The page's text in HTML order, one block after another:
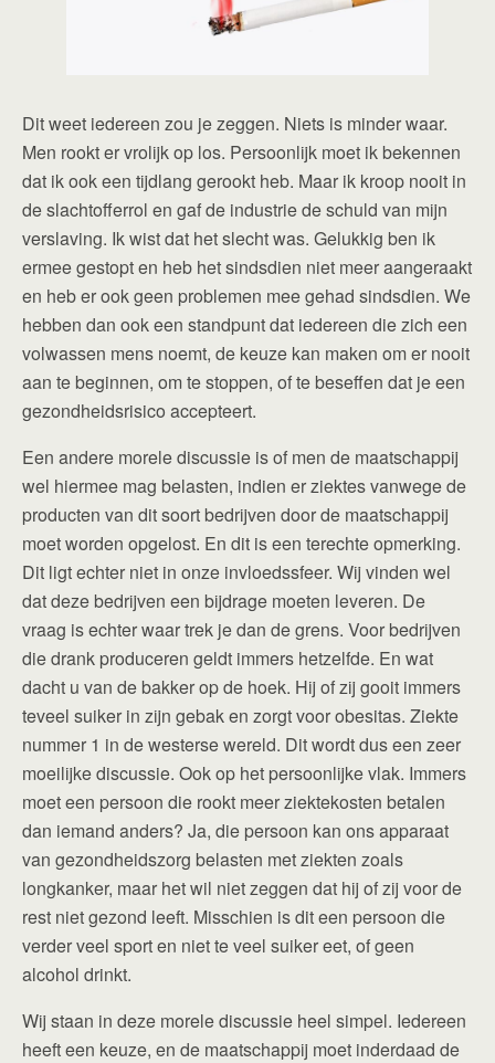
Dit weet iedereen zou je zeggen. Niets is minder waar.
Men rookt er vrolijk op los. Persoonlijk moet ik bekennen
dat ik ook een tijdlang gerookt heb. Maar ik kroop nooit in
de slachtofferrol en gaf de industrie de schuld van mijn
verslaving. Ik wist dat het slecht was. Gelukkig ben ik
ermee gestopt en heb het sindsdien niet meer aangeraakt
en heb er ook geen problemen mee gehad sindsdien. We
hebben dan ook een standpunt dat iedereen die zich een
volwassen mens noemt, de keuze kan maken om er nooit
aan te beginnen, om te stoppen, of te beseffen dat je een
gezondheidsrisico accepteert.
Een andere morele discussie is of men de maatschappij
wel hiermee mag belasten, indien er ziektes vanwege de
producten van dit soort bedrijven door de maatschappij
moet worden opgelost. En dit is een terechte opmerking.
Dit ligt echter niet in onze invloedssfeer. Wij vinden wel
dat deze bedrijven een bijdrage moeten leveren. De
vraag is echter waar trek je dan de grens. Voor bedrijven
die drank produceren geldt immers hetzelfde. En wat
dacht u van de bakker op de hoek. Hij of zij gooit immers
teveel suiker in zijn gebak en zorgt voor obesitas. Ziekte
nummer 1 in de westerse wereld. Dit wordt dus een zeer
moeilijke discussie. Ook op het persoonlijke vlak. Immers
moet een persoon die rookt meer ziektekosten betalen
dan iemand anders? Ja, die persoon kan ons apparaat
van gezondheidszorg belasten met ziekten zoals
longkanker, maar het wil niet zeggen dat hij of zij voor de
rest niet gezond leeft. Misschien is dit een persoon die
verder veel sport en niet te veel suiker eet, of geen
alcohol drinkt.
Wij staan in deze morele discussie heel simpel. Iedereen
heeft een keuze, en de maatschappij moet inderdaad de